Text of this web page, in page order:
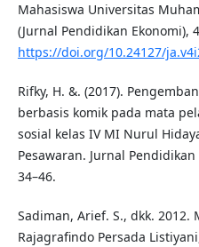
Mahasiswa Universitas
(Jurnal Pendidikan Ekonomi),
https://doi.org/10.24127/
Rifky, H. &. (2017).
berbasis komik pada mata
sosial kelas IV MI Nurul
Pesawaran. Jurnal
34–46.
Sadiman, Arief. S., dkk. 2012.
Rajagrafindo Persada